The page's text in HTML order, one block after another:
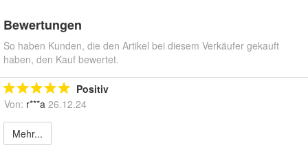
Bewertungen
So haben Kunden, die den Artikel bei diesem Verkäufer gekauft
haben, den Kauf bewertet.
Positiv
Von: r***a 26.12.24
Mehr...